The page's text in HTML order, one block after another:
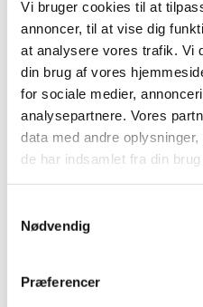
Vi bruger cookies til at
annoncer, til at vise dig
at analysere vores trafik. Vi
din brug af vores
for sociale medier,
analysepartnere. Vores
data med andre
de har indsamlet fra din
Nødvendig
Præferencer
documents
Team Europe: Green and